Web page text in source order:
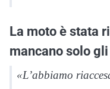
La moto è stata
mancano solo
«L’abbiamo